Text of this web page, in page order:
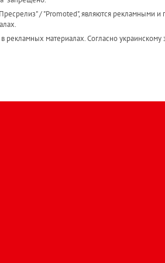
/ "Promoted", являются рекламными и
материалах. Согласно украинскому